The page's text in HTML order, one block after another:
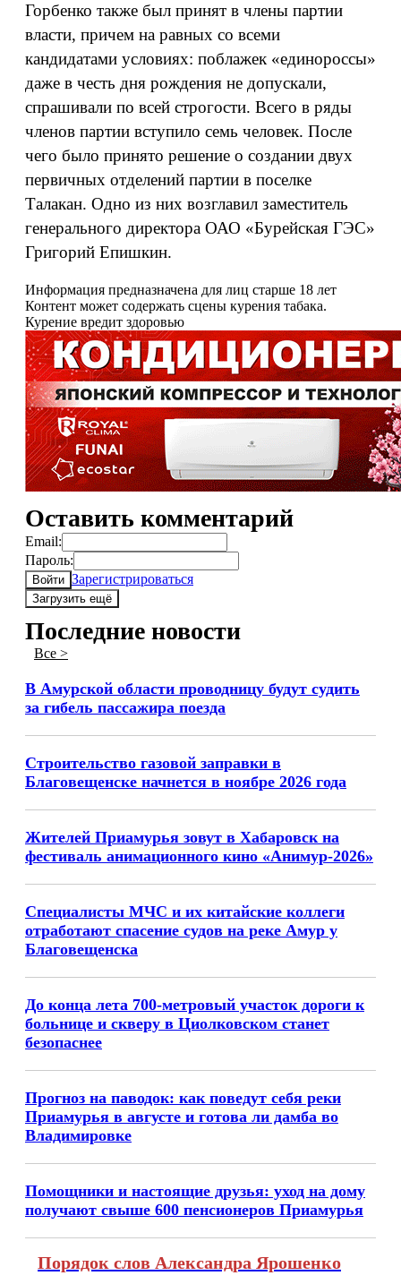
Горбенко также был принят в члены партии
власти, причем на равных со всеми
кандидатами условиях: поблажек «единороссы»
даже в честь дня рождения не допускали,
спрашивали по всей строгости. Всего в ряды
членов партии вступило семь человек. После
чего было принято решение о создании двух
первичных отделений партии в поселке
Талакан. Одно из них возглавил заместитель
генерального директора ОАО «Бурейская ГЭС»
Григорий Епишкин.
Информация предназначена для лиц старше 18 лет
Контент может содержать сцены курения табака.
Курение вредит здоровью
Оставить комментарий
Email:
Пароль:
Войти Зарегистрироваться
Загрузить ещё
Последние новости
Все >
В Амурской области проводницу будут судить
за гибель пассажира поезда
Строительство газовой заправки в
Благовещенске начнется в ноябре 2026 года
Жителей Приамурья зовут в Хабаровск на
фестиваль анимационного кино «Анимур-2026»
Специалисты МЧС и их китайские коллеги
отработают спасение судов на реке Амур у
Благовещенска
До конца лета 700-метровый участок дороги к
больнице и скверу в Циолковском станет
безопаснее
Прогноз на паводок: как поведут себя реки
Приамурья в августе и готова ли дамба во
Владимировке
Помощники и настоящие друзья: уход на дому
получают свыше 600 пенсионеров Приамурья
Порядок слов Александра Ярошенко